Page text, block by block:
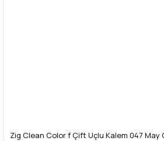
Zig Clean Color f Çift Uçlu Kalem 047 May